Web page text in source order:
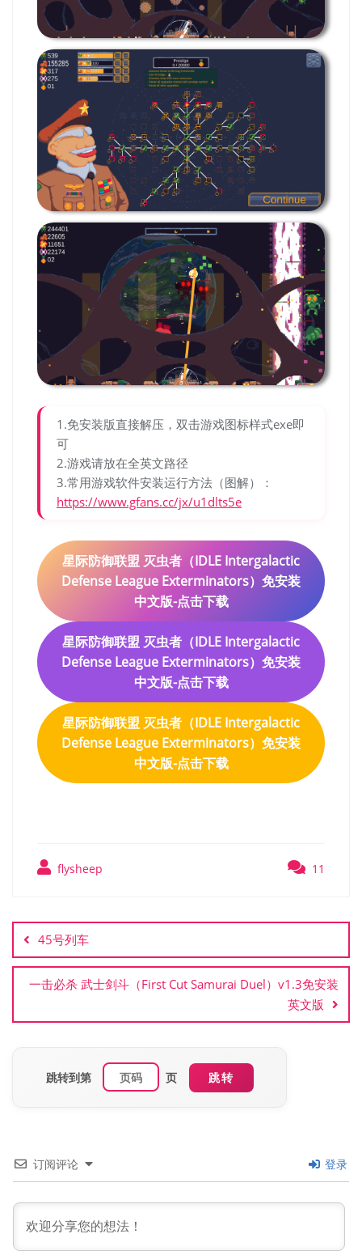
1.免安装版直接解压，双击游戏图标样式exe即
可
2.游戏请放在全英文路径
3.常用游戏软件安装运行方法（图解）：
https://www.gfans.cc/jx/u1dlts5e
星际防御联盟 灭虫者（IDLE Intergalactic
Defense League Exterminators）免安装
中文版-点击下载
星际防御联盟 灭虫者（IDLE Intergalactic
Defense League Exterminators）免安装
中文版-点击下载
星际防御联盟 灭虫者（IDLE Intergalactic
Defense League Exterminators）免安装
中文版-点击下载
flysheep 11
章
导
航
45号列车
一击必杀 武士剑斗（First Cut Samurai Duel）v1.3免安装
英文版
跳转到第 页 跳转
订阅评论 登录